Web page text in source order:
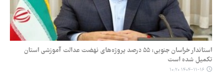
استاندار خراسان جنوبی: ۵۵ درصد پروژه‌های نهضت عدالت آموزشی استان
تکمیل شده است
۱۴۰۴-۱۱-۱۶ ۱۰:۲۰